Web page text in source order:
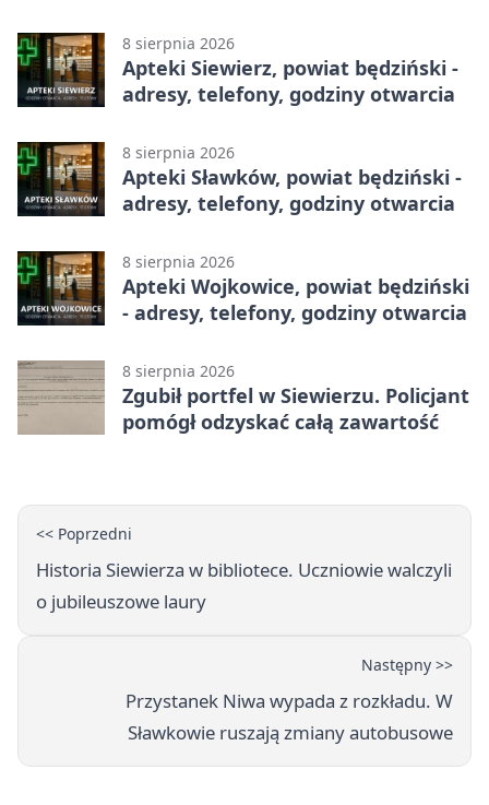
8 sierpnia 2026
Apteki Siewierz, powiat będziński -
adresy, telefony, godziny otwarcia
8 sierpnia 2026
Apteki Sławków, powiat będziński -
adresy, telefony, godziny otwarcia
8 sierpnia 2026
Apteki Wojkowice, powiat będziński
- adresy, telefony, godziny otwarcia
8 sierpnia 2026
Zgubił portfel w Siewierzu. Policjant
pomógł odzyskać całą zawartość
<< Poprzedni
Historia Siewierza w bibliotece. Uczniowie walczyli
o jubileuszowe laury
Następny >>
Przystanek Niwa wypada z rozkładu. W
Sławkowie ruszają zmiany autobusowe